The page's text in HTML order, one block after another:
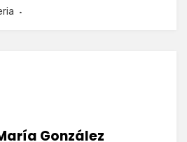
González